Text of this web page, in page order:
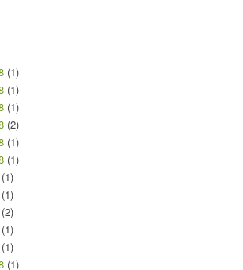
(1)
(1)
(1)
(2)
(1)
(1)
(1)
(1)
(2)
(1)
(1)
(1)